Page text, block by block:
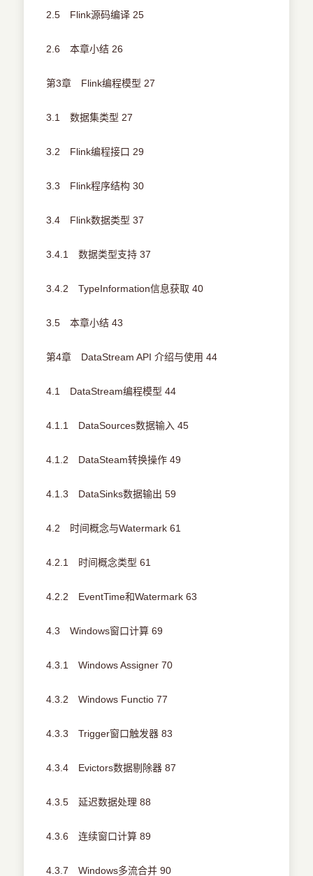
2.5 Flink源码编译 25
2.6 本章小结 26
第3章 Flink编程模型 27
3.1 数据集类型 27
3.2 Flink编程接口 29
3.3 Flink程序结构 30
3.4 Flink数据类型 37
3.4.1 数据类型支持 37
3.4.2 TypeInformation信息获取 40
3.5 本章小结 43
第4章 DataStream API 介绍与使用 44
4.1 DataStream编程模型 44
4.1.1 DataSources数据输入 45
4.1.2 DataSteam转换操作 49
4.1.3 DataSinks数据输出 59
4.2 时间概念与Watermark 61
4.2.1 时间概念类型 61
4.2.2 EventTime和Watermark 63
4.3 Windows窗口计算 69
4.3.1 Windows Assigner 70
4.3.2 Windows Functio 77
4.3.3 Trigger窗口触发器 83
4.3.4 Evictors数据剔除器 87
4.3.5 延迟数据处理 88
4.3.6 连续窗口计算 89
4.3.7 Windows多流合并 90